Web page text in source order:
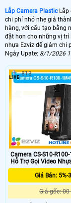
Lắp Camera PlasticLắp
chi phí nhỏ nhẹ giá
hàng, với cấu tạo bằng
đặt hơn cho những vị trí
nhựa Ezviz để giám chi
Ngày Upate: 8/1/2026
Camera CS-S10-
Hỗ Trợ Gọi Video
Giá Bán: 5%-
Giá gốc: 00
813